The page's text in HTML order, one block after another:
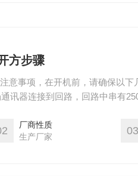
方步骤
意事项，在开机前，请确保以下
讯器连接到回路，回路中串有
直至其显示关闭，关机
厂商性质
生产厂家
03